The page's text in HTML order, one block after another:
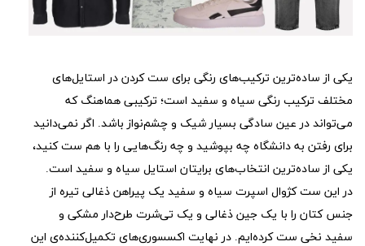
یکی از ساده‌ترین ترکیب‌های رنگی برای ست کردن در استایل‌های
مختلف ترکیب رنگی سیاه و سفید است؛ ترکیبی هماهنگ که
می‌تواند در عین سادگی بسیار شیک و چشم‌نواز باشد. اگر نمی‌دانید
برای رفتن به دانشگاه چه بپوشید و چه رنگ‌هایی را با هم ست کنید،
یکی از ساده‌ترین انتخاب‌های برایتان استایل سیاه و سفید است.
در این ست کژوال اسپرت سیاه و سفید یک پیراهن ذغالی تیره از
جنس کتان را با یک جین ذغالی و یک تی‌شرت طرح‌دار مشکی و
سفید نخی ست کرده‌ایم. در نهایت اکسسوری‌های تکمیل‌کننده‌ی این